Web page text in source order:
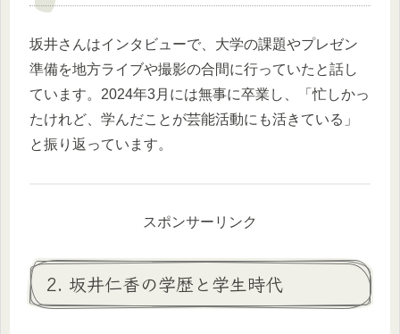
坂井さんはインタビューで、大学の課題やプレゼン
準備を地方ライブや撮影の合間に行っていたと話し
ています。2024年3月には無事に卒業し、「忙しかっ
たけれど、学んだことが芸能活動にも活きている」
と振り返っています。
スポンサーリンク
2. 坂井仁香の学歴と学生時代